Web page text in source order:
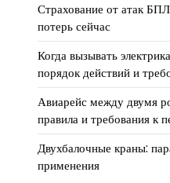
Страхование от атак
потерь сейчас
Когда вызывать
порядок действий и
Авиарейс между двумя
правила и требования к
Двухбалочные краны:
применения